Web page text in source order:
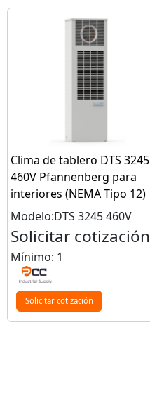
Clima de tablero DTS 3245
460V Pfannenberg para
interiores (NEMA Tipo 12)
Modelo:DTS 3245 460V
Solicitar cotización
Mínimo: 1
Solicitar cotización